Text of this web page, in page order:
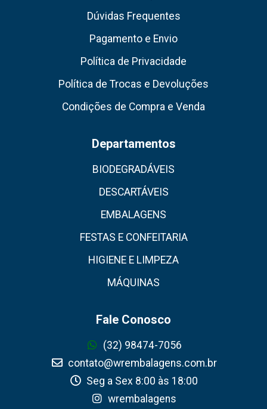
Dúvidas Frequentes
Pagamento e Envio
Política de Privacidade
Política de Trocas e Devoluções
Condições de Compra e Venda
Departamentos
BIODEGRADÁVEIS
DESCARTÁVEIS
EMBALAGENS
FESTAS E CONFEITARIA
HIGIENE E LIMPEZA
MÁQUINAS
Fale Conosco
(32) 98474-7056
contato@wrembalagens.com.br
Seg a Sex 8:00 às 18:00
wrembalagens